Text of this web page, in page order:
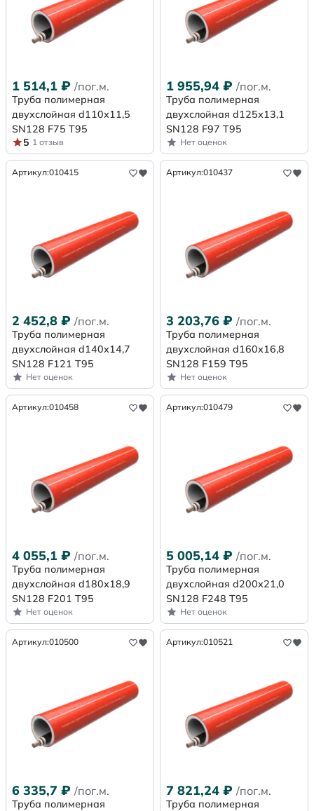
1 514,1 ₽ /пог.м.
Труба полимерная
двухслойная d110х11,5
SN128 F75 Т95
5 1 отзыв
1 955,94 ₽ /пог.м.
Труба полимерная
двухслойная d125х13,1
SN128 F97 Т95
Нет оценок
Артикул:010415
2 452,8 ₽ /пог.м.
Труба полимерная
двухслойная d140х14,7
SN128 F121 Т95
Нет оценок
Артикул:010437
3 203,76 ₽ /пог.м.
Труба полимерная
двухслойная d160х16,8
SN128 F159 Т95
Нет оценок
Артикул:010458
4 055,1 ₽ /пог.м.
Труба полимерная
двухслойная d180х18,9
SN128 F201 Т95
Нет оценок
Артикул:010479
5 005,14 ₽ /пог.м.
Труба полимерная
двухслойная d200х21,0
SN128 F248 Т95
Нет оценок
Артикул:010500
6 335,7 ₽ /пог.м.
Труба полимерная
Артикул:010521
7 821,24 ₽ /пог.м.
Труба полимерная